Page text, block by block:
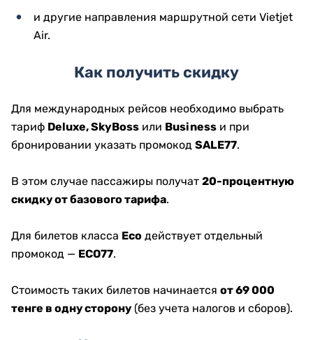
и другие направления маршрутной сети Vietjet
Air.
Как получить скидку
Для международных рейсов необходимо выбрать
тариф Deluxe, SkyBoss или Business и при
бронировании указать промокод SALE77.
В этом случае пассажиры получат 20-процентную
скидку от базового тарифа.
Для билетов класса Eco действует отдельный
промокод — ECO77.
Стоимость таких билетов начинается от 69 000
тенге в одну сторону (без учета налогов и сборов).